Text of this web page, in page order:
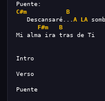
Puente:
C#m
B
Descansaré... A LA
F#m
B
Mi alma ira tras de Ti
Intro
Verso
Puente